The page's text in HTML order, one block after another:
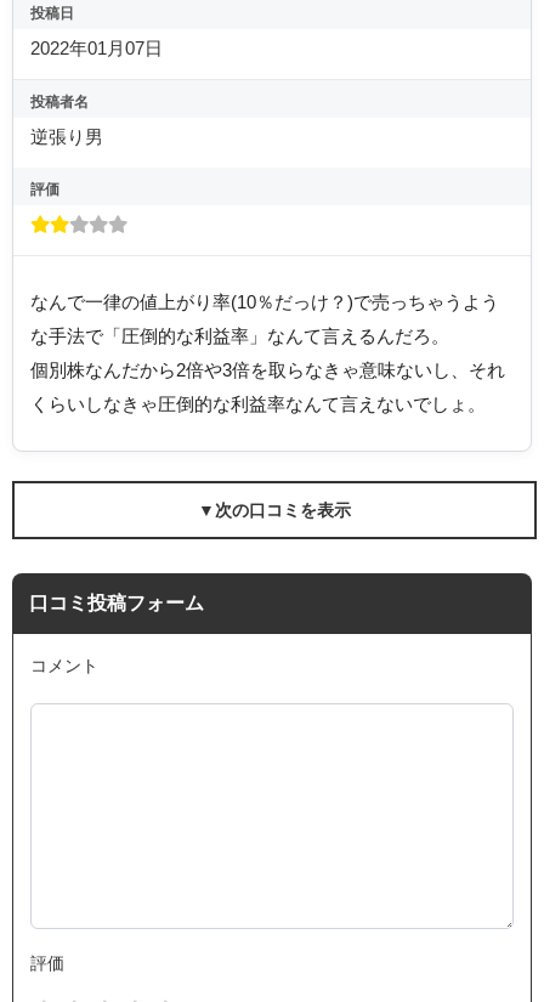
投稿日
2022年01月07日
投稿者名
逆張り男
評価
なんで一律の値上がり率(10％だっけ？)で売っちゃうよう
な手法で「圧倒的な利益率」なんて言えるんだろ。
個別株なんだから2倍や3倍を取らなきゃ意味ないし、それ
くらいしなきゃ圧倒的な利益率なんて言えないでしょ。
▼次の口コミを表示
口コミ投稿フォーム
コメント
評価